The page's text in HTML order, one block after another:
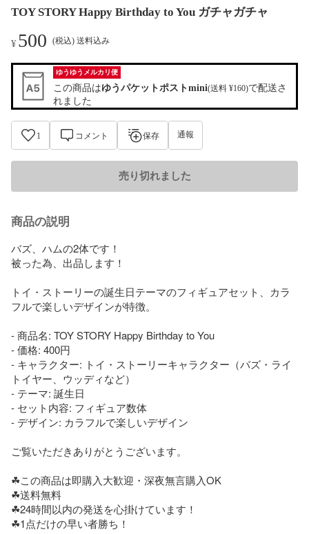
TOY STORY Happy Birthday to You ガチャガチャ
¥500 (税込) 送料込み
ゆうゆうメルカリ便
この商品はゆうパケットポストmini(送料 ¥160)で配送さ
れました
1 コメント 保存 通報
売り切れました
商品の説明
バズ、ハムの2体です！
被った為、出品します！
トイ・ストーリーの誕生日テーマのフィギュアセット、カラ
フルで楽しいデザインが特徴。
- 商品名: TOY STORY Happy Birthday to You
- 価格: 400円
- キャラクター: トイ・ストーリーキャラクター（バズ・ライ
トイヤー、ウッディなど）
- テーマ: 誕生日
- セット内容: フィギュア数体
- デザイン: カラフルで楽しいデザイン
ご覧いただきありがとうございます。
☘︎︎この商品は即購入大歓迎・深夜無言購入OK
☘︎︎送料無料
☘︎︎24時間以内の発送を心掛けています！
☘︎︎1点だけの早い者勝ち！